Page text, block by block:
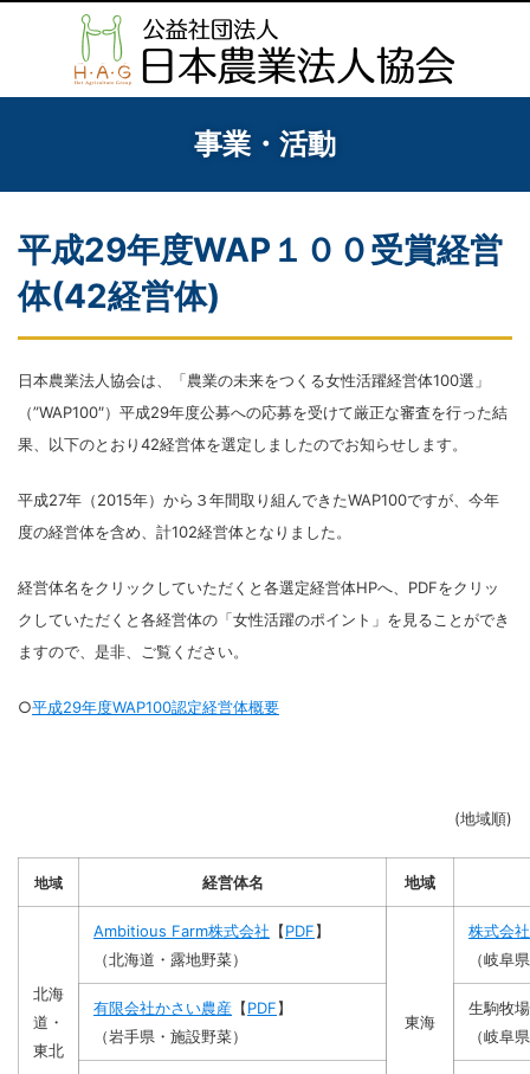
事業・活動
平成29年度WAP１００受賞経営
体(42経営体)
日本農業法人協会は、「農業の未来をつくる女性活躍経営体100選」
（”WAP100″）平成29年度公募への応募を受けて厳正な審査を行った結
果、以下のとおり42経営体を選定しましたのでお知らせします。
平成27年（2015年）から３年間取り組んできたWAP100ですが、今年
度の経営体を含め、計102経営体となりました。
経営体名をクリックしていただくと各選定経営体HPへ、PDFをクリッ
クしていただくと各経営体の「女性活躍のポイント」 を見ることができ
ますので、是非、ご覧ください。
○平成29年度WAP100認定経営体概要
(地域順)
地域 経営体名 地域
北海
道・
東北
Ambitious Farm株式会社 【PDF】
（北海道・露地野菜）
東海
株式会
（岐阜
有限会社かさい農産 【PDF】
（岩手県・施設野菜）
生駒牧
（岐阜